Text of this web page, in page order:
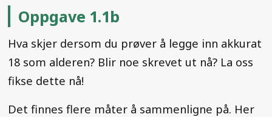
Oppgave 1.1b
Hva skjer dersom du prøver å legge inn akkurat
18 som alderen? Blir noe skrevet ut nå? La oss
fikse dette nå!
Det finnes flere måter å sammenligne på. Her